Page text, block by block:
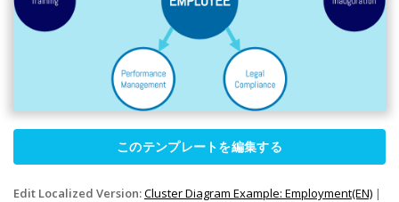
このテンプレートを編集する
Edit Localized Version:Cluster Diagram Example: Employment(EN) |